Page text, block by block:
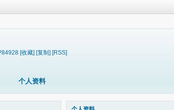
[收藏] [复制] [RSS]
个人资料